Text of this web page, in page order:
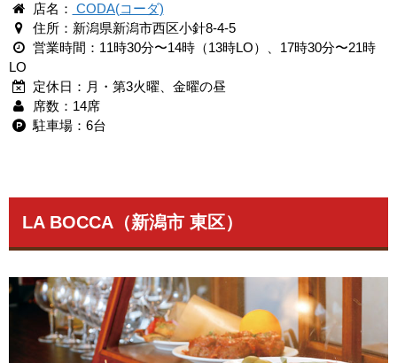
店名： CODA(コーダ)
住所：新潟県新潟市西区小針8-4-5
営業時間：11時30分〜14時（13時LO）、17時30分〜21時
LO
定休日：月・第3火曜、金曜の昼
席数：14席
駐車場：6台
LA BOCCA（新潟市 東区）